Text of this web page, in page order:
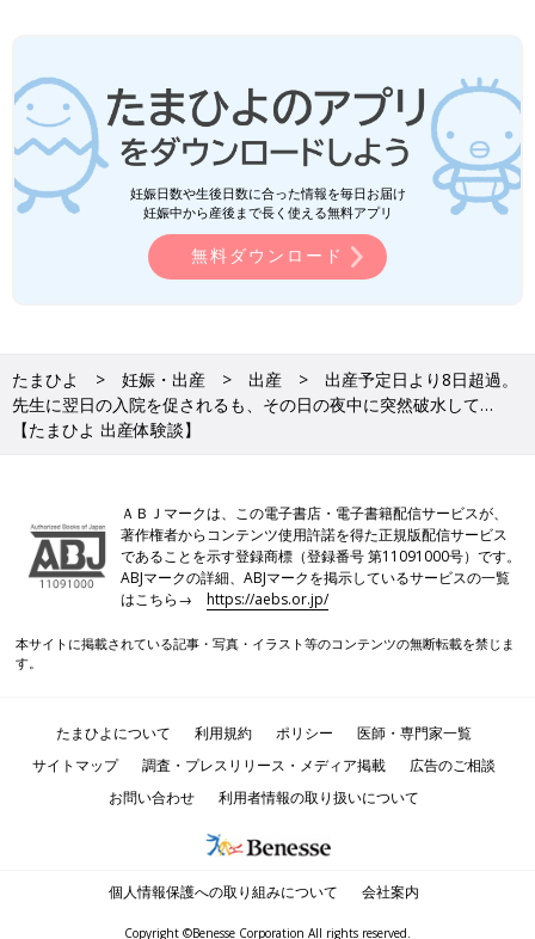
妊娠日数や生後日数に合った情報を毎日お届け
妊娠中から産後まで長く使える無料アプリ
無料ダウンロード
たまひよ 妊娠・出産 出産
出産予定日より8日超過。
先生に翌日の入院を促されるも、その日の夜中に突然破水して…
【たまひよ 出産体験談】
ＡＢＪマークは、この電子書店・電子書籍配信サービスが、
著作権者からコンテンツ使用許諾を得た正規版配信サービス
であることを示す登録商標（登録番号 第11091000号）です。
ABJマークの詳細、ABJマークを掲示しているサービスの一覧
はこちら→https://aebs.or.jp/
本サイトに掲載されている記事・写真・イラスト等のコンテンツの無断転載を禁じま
す。
たまひよについて 利用規約 ポリシー
医師・専門家一覧
サイトマップ
調査・プレスリリース・メディア掲載
広告のご相談
お問い合わせ
利用者情報の取り扱いについて
個人情報保護への取り組みについて 会社案内
Copyright ©Benesse Corporation All rights reserved.